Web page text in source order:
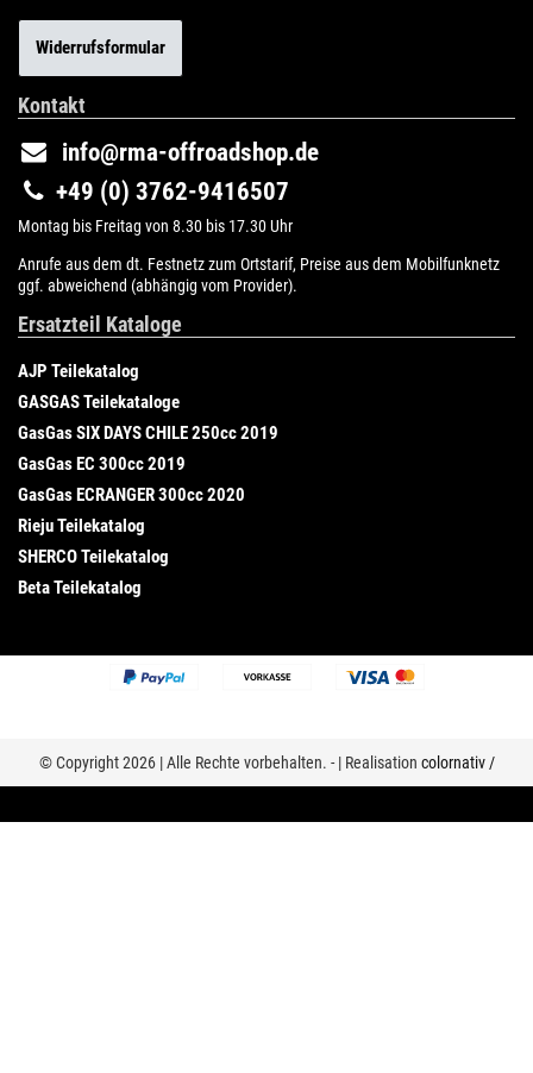
Widerrufsformular
Kontakt
info@rma-offroadshop.de
+49 (0) 3762-9416507
Montag bis Freitag von 8.30 bis 17.30 Uhr
Anrufe aus dem dt. Festnetz zum Ortstarif, Preise aus dem Mobilfunknetz
ggf. abweichend (abhängig vom Provider).
Ersatzteil Kataloge
AJP Teilekatalog
GASGAS Teilekataloge
GasGas SIX DAYS CHILE 250cc 2019
GasGas EC 300cc 2019
GasGas ECRANGER 300cc 2020
Rieju Teilekatalog
SHERCO Teilekatalog
Beta Teilekatalog
© Copyright 2026 | Alle Rechte vorbehalten. - | Realisation colornativ /